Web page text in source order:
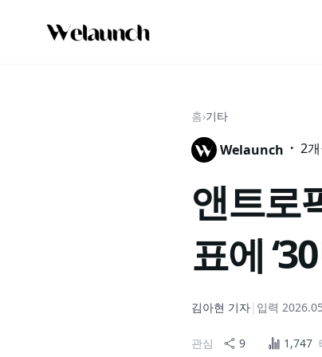
홈›기타
Welaunch · 2
앤트로
표에
김아현 기자| 입력
관심 9 1,747